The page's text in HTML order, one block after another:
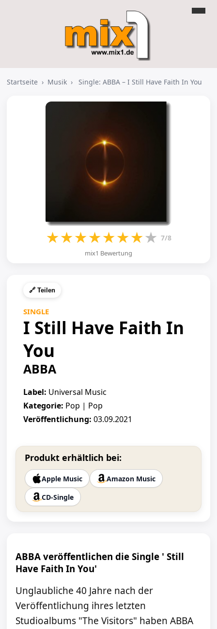
Startseite › Musik › Single: ABBA – I Still Have Faith In You
★★★★★★★★ 7/8
mix1 Bewertung
🔗 Teilen
SINGLE
I Still Have Faith In
You
ABBA
Label: Universal Music
Kategorie: Pop | Pop
Veröffentlichung: 03.09.2021
Produkt erhältlich bei:
Apple Music
Amazon Music
CD-Single
ABBA veröffentlichen die Single ' Still
Have Faith In You'
Unglaubliche 40 Jahre nach der
Veröffentlichung ihres letzten
Studioalbums "The Visitors" haben ABBA